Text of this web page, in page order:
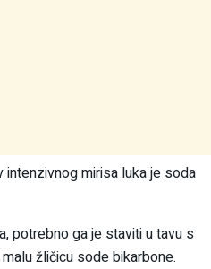
mirisa luka je soda
potrebno ga je staviti u tavu s
žličicu sode bikarbone.